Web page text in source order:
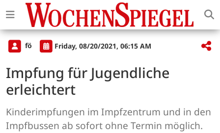
fö Friday, 08/20/2021, 06:15 AM
Impfung für Jugendliche
erleichtert
Kinderimpfungen im Impfzentrum und in den
Impfbussen ab sofort ohne Termin möglich.